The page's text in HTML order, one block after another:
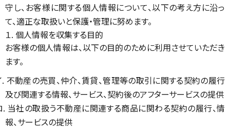
守し、お客様に関する個人情報について、以下の考え方に沿っ
て、適正な取扱いと保護・管理に努めます。
１. 個人情報を収集する目的
お客様の個人情報は、以下の目的のために利用させていただき
ます。
. 不動産の売買、仲介、賃貸、管理等の取引に関する契約の履行
及び関連する情報、サービス、契約後のアフターサービスの提供
. 当社の取扱う不動産に関連する商品に関わる契約の履行、情
報、サービスの提供